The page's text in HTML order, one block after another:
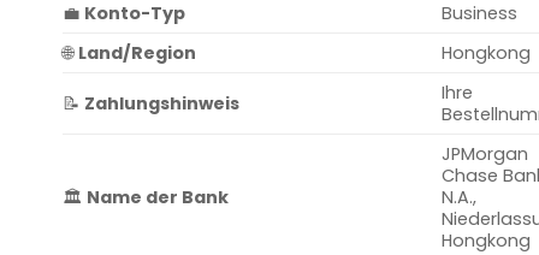
💼 Konto-Typ
Business
🌐 Land/Region Hongkong
📝 Zahlungshinweis
Ihre
🏛️ Name der Bank
JPMorgan
Chase
N.A.,
Hongkong